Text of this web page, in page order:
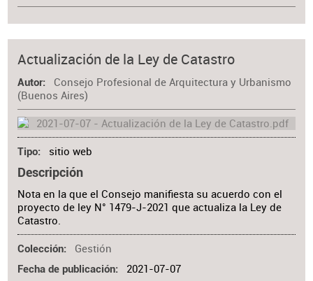
Actualización de la Ley de Catastro
Autor
Consejo Profesional de Arquitectura y Urbanismo
(Buenos Aires)
Tipo sitio web
Descripción
Nota en la que el Consejo manifiesta su acuerdo con el
proyecto de ley N° 1479-J-2021 que actualiza la Ley de
Catastro.
Colección Gestión
Fecha de publicación 2021-07-07